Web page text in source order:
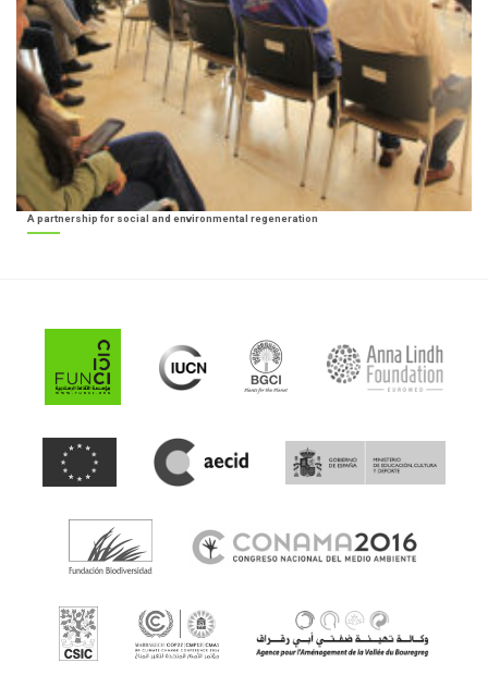
A partnership for social and environmental regeneration